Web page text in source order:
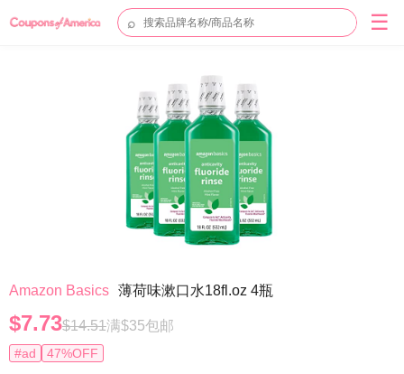
⌕ ☰
Amazon Basics 薄荷味漱口水18fl.oz 4瓶
$7.73$14.51满$35包邮
#ad 47%OFF